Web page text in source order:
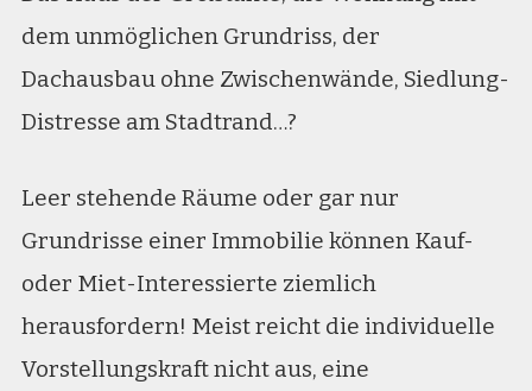
dem unmöglichen Grundriss, der
Dachausbau ohne Zwischenwände, Siedlung-
Distresse am Stadtrand…?
Leer stehende Räume oder gar nur
Grundrisse einer Immobilie können Kauf-
oder Miet-Interessierte ziemlich
herausfordern! Meist reicht die individuelle
Vorstellungskraft nicht aus, eine